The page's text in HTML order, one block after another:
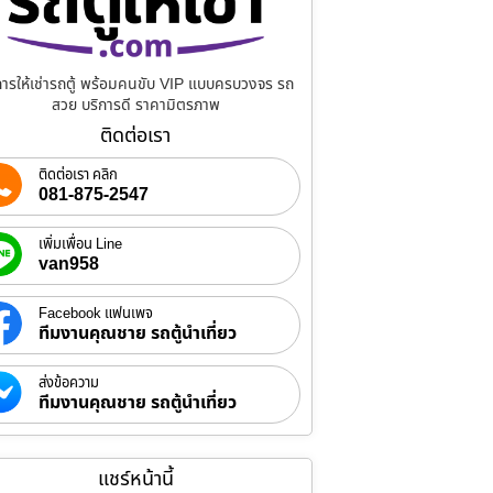
รให้เช่ารถตู้ พร้อมคนขับ VIP แบบครบวงจร รถ
สวย บริการดี ราคามิตรภาพ
ติดต่อเรา
ติดต่อเรา คลิก
081-875-2547
เพิ่มเพื่อน Line
van958
Facebook แฟนเพจ
ทีมงานคุณชาย รถตู้นำเที่ยว
ส่งข้อความ
ทีมงานคุณชาย รถตู้นำเที่ยว
แชร์หน้านี้